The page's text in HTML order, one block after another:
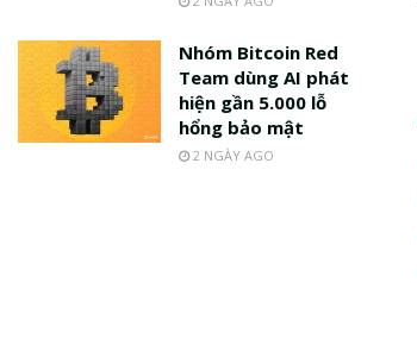
Nhóm Bitcoin Red
Team dùng AI phát
hiện gần 5.000 lỗ
hổng bảo mật
2 NGÀY AGO